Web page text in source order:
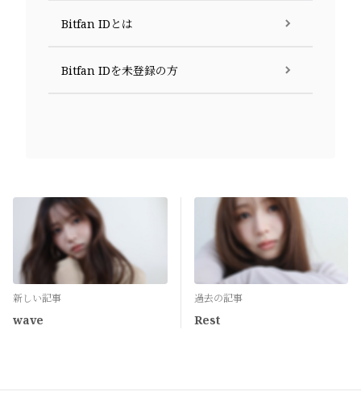
Bitfan IDとは
Bitfan IDを未登録の方
新しい記事
wave
過去の記事
Rest